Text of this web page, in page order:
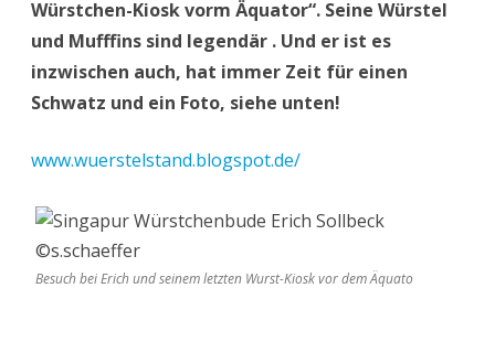
Würstchen-Kiosk vorm Äquator“. Seine Würstel
und Mufffins sind legendär . Und er ist es
inzwischen auch, hat immer Zeit für einen
Schwatz und ein Foto, siehe unten!
www.wuerstelstand.blogspot.de/
Besuch bei Erich und seinem letzten Wurst-Kiosk vor dem Äquato